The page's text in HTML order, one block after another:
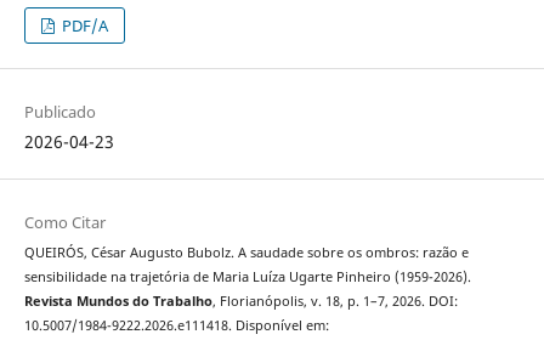
PDF/A
Publicado
2026-04-23
Como Citar
QUEIRÓS, César Augusto Bubolz. A saudade sobre os ombros: razão e
sensibilidade na trajetória de Maria Luíza Ugarte Pinheiro (1959-2026).
Revista Mundos do Trabalho, Florianópolis, v. 18, p. 1–7, 2026. DOI:
10.5007/1984-9222.2026.e111418. Disponível em: